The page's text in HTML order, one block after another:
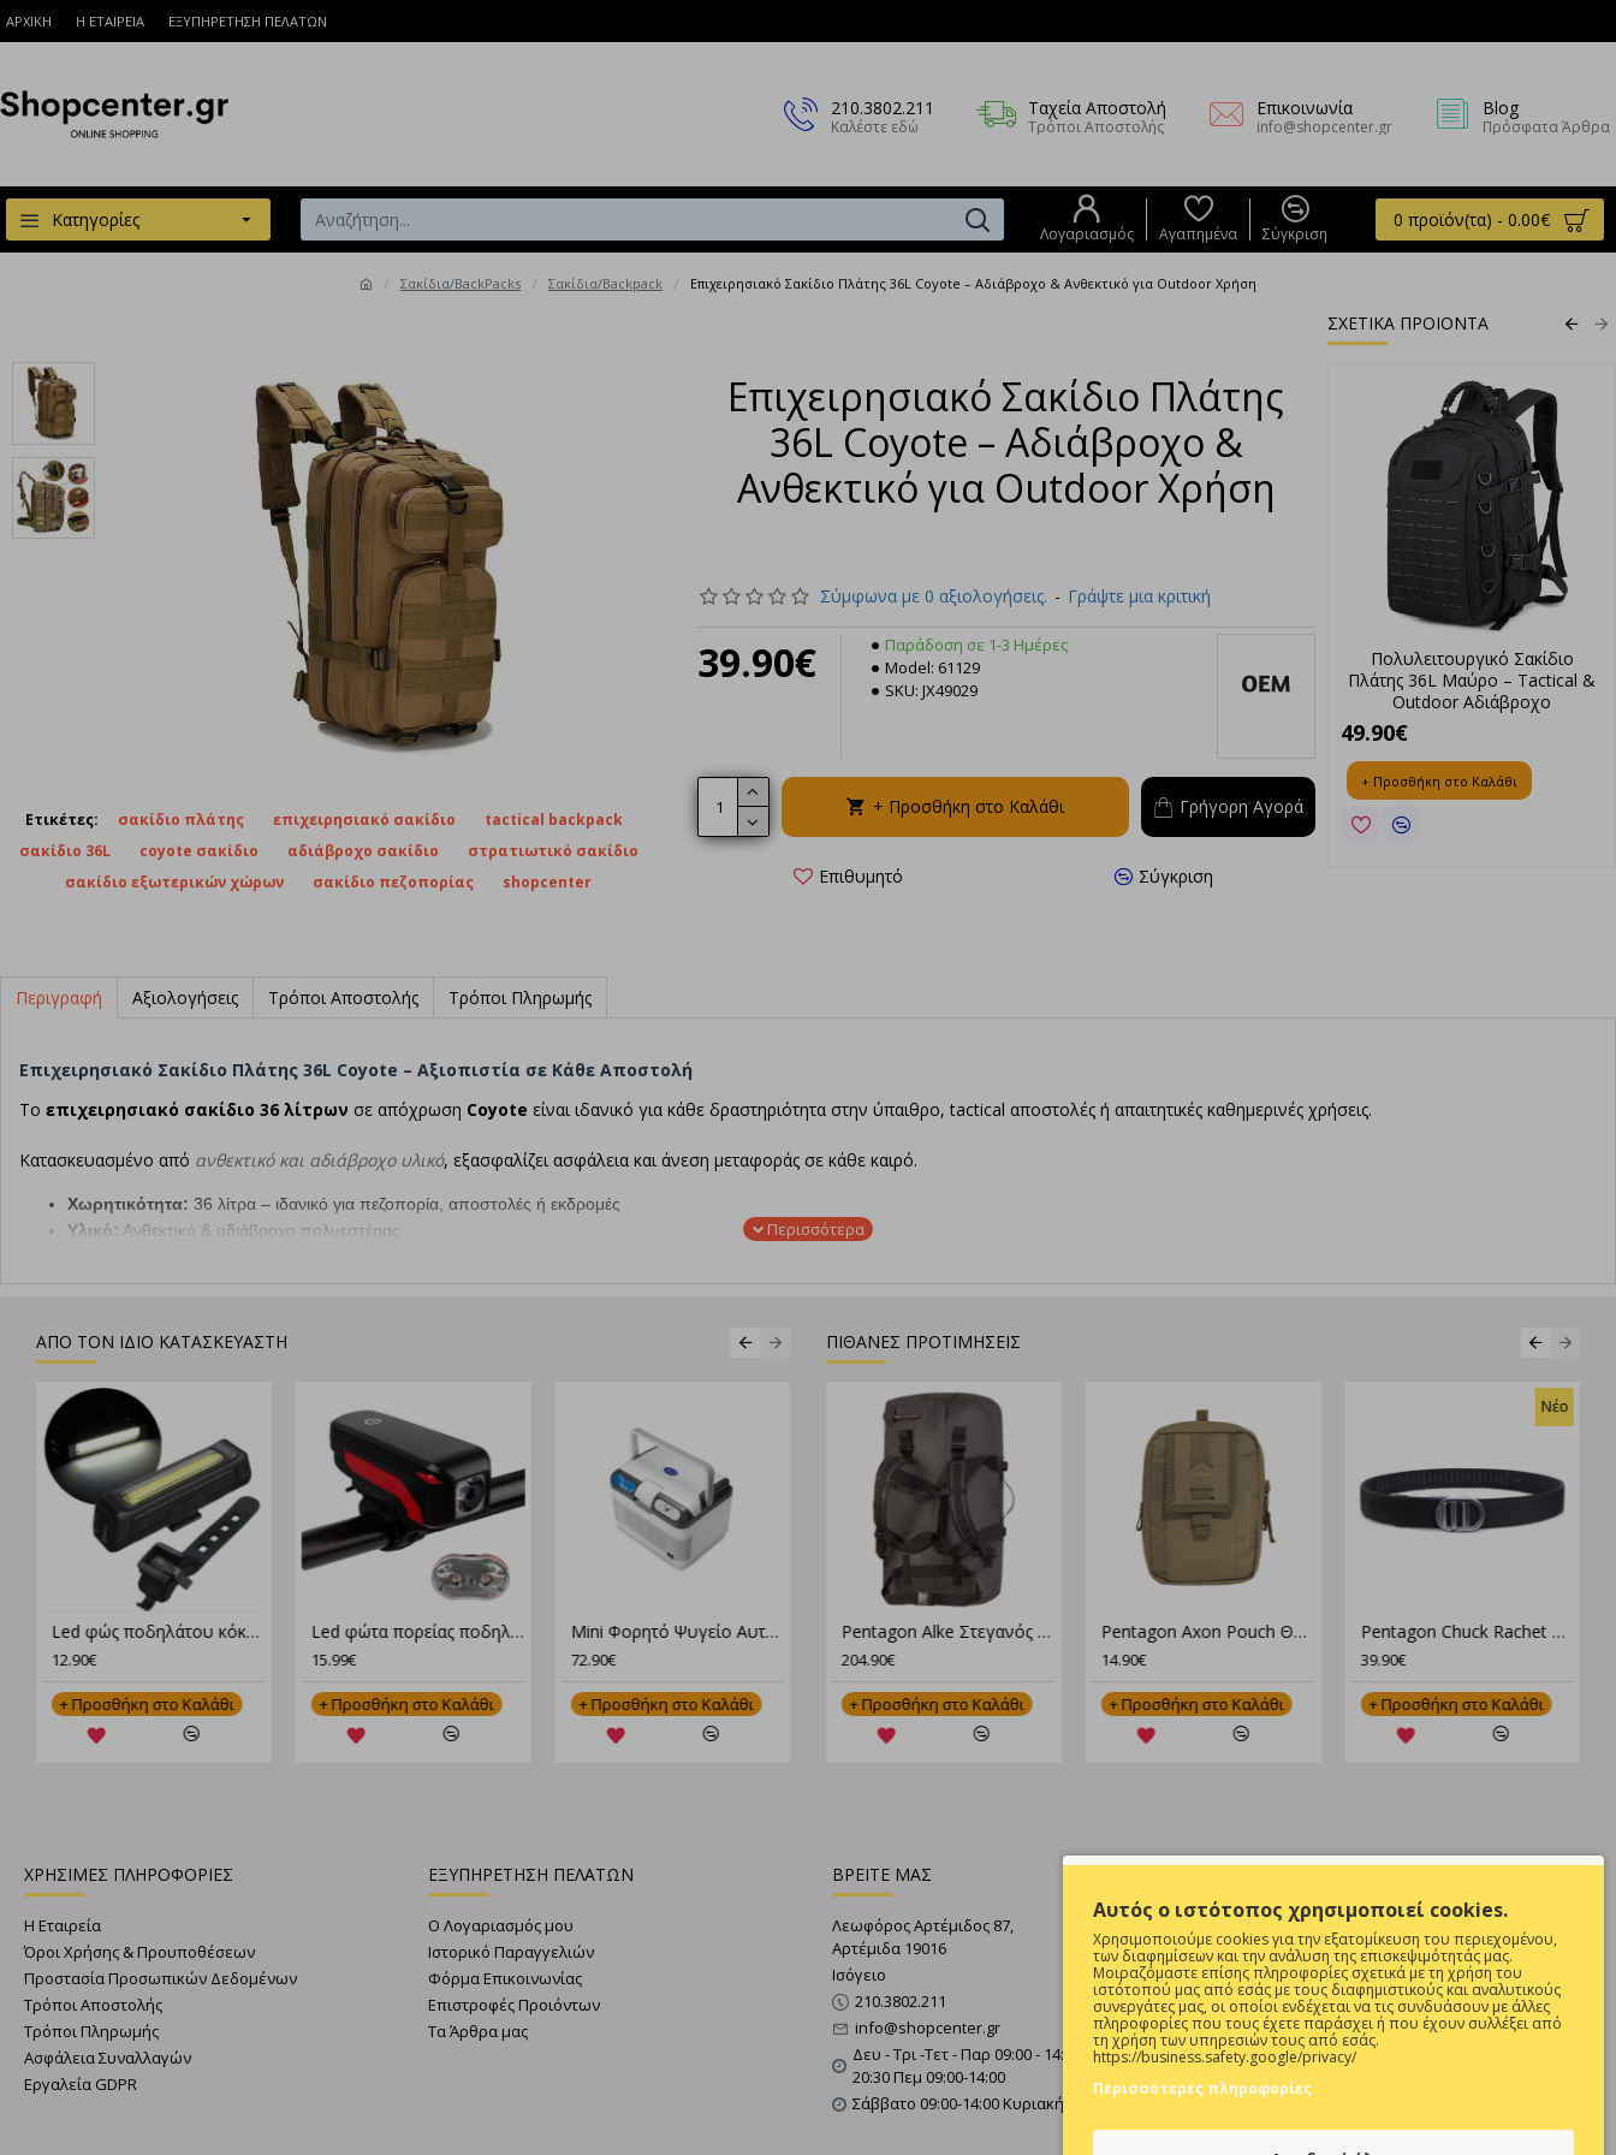
ΑΡΧΙΚΗ Η ΕΤΑΙΡΕΙΑ ΕΞΥΠΗΡΕΤΗΣΗ ΠΕΛΑΤΩΝ
210.3802.211
Καλέστε εδώ
Ταχεία Αποστολή
Τρόποι Αποστολής
Επικοινωνία
info@shopcenter.gr
Blog
Πρόσφατα Άρθρα
Κατηγορίες
Λογαριασμός Αγαπημένα Σύγκριση
0 προϊόν(τα) - 0.00€
Σακίδια/BackPacks Σακίδια/Backpack Επιχειρησιακό Σακίδιο Πλάτης 36L Coyote – Αδιάβροχο & Ανθεκτικό για Outdoor Χρήση
Ετικέτες: σακίδιο πλάτης επιχειρησιακό σακίδιο
tactical backpack
σακίδιο 36L
coyote σακίδιο αδιάβροχο σακίδιο
στρατιωτικό σακίδιο
σακίδιο εξωτερικών χώρων
σακίδιο πεζοπορίας shopcenter
Επιχειρησιακό Σακίδιο Πλάτης
36L Coyote – Αδιάβροχο &
Ανθεκτικό για Outdoor Χρήση
Σύμφωνα με 0 αξιολογήσεις. - Γράψτε μια κριτική
39.90€
Παράδοση σε 1-3 Ημέρες
Model: 61129
SKU: JX49029
+ Προσθήκη στο Καλάθι Γρήγορη Αγορά
Επιθυμητό Σύγκριση
ΣΧΕΤΙΚΑ ΠΡΟΙΟΝΤΑ
Στρατιωτικό Σακίδιο Πλάτης 36L
– Ανθεκτικότητα & Άνεση σε
+ Προσθήκη στο Καλάθι
Πολυλειτουργικό Σακίδιο
Πλάτης 36L Μαύρο – Tactical &
Outdoor Αδιάβροχο
49.90€
+ Προσθήκη στο Καλάθι
Περιγραφή Αξιολογήσεις Τρόποι Αποστολής Τρόποι Πληρωμής
Επιχειρησιακό Σακίδιο Πλάτης 36L Coyote – Αξιοπιστία σε Κάθε Αποστολή
Το επιχειρησιακό σακίδιο 36 λίτρων σε απόχρωση Coyote είναι ιδανικό για κάθε δραστηριότητα στην ύπαιθρο, tactical αποστολές ή απαιτητικές καθημερινές χρήσεις.
Κατασκευασμένο από ανθεκτικό και αδιάβροχο υλικό, εξασφαλίζει ασφάλεια και άνεση μεταφοράς σε κάθε καιρό.
Χωρητικότητα: 36 λίτρα – ιδανικό για πεζοπορία, αποστολές ή εκδρομές
Υλικό: Ανθεκτικό & αδιάβροχο πολυεστέρας
Ρυθμιζόμενοι ιμάντες:Με ενίσχυση για άνεση & σταθερότητα
ΑΠΟ ΤΟΝ ΙΔΙΟ ΚΑΤΑΣΚΕΥΑΣΤΗ
Led φώς ποδηλάτου κόκκινο και λευκό για το τιμόνι ή την σέλα
12.90€
+ Προσθήκη στο Καλάθι
Led φώτα πορείας ποδηλάτου και κόρνα 140 db
15.99€
+ Προσθήκη στο Καλάθι
Mini Φορητό Ψυγείο Αυτοκινήτου 10L 12v/240v Ψύξη & Θέρμανση 10-65ºC
72.90€
+ Προσθήκη στο Καλάθι
ΠΙΘΑΝΕΣ ΠΡΟΤΙΜΗΣΕΙΣ
Aυτοφούσκωτο Στρώμα New Camp Easy Mat 5 Double 190X130X5 New-135
89.90€
+ Προσθήκη στο Καλάθι
11.90€
+ Προσθήκη στο Καλάθι
Pentagon Alke Στεγανός Σάκος Με Πλάτη 76 Λίτρων Μαύρος
204.90€
+ Προσθήκη στο Καλάθι
Pentagon Axon Pouch Θήκη K17073
14.90€
+ Προσθήκη στο Καλάθι
Νέο
Pentagon Chuck Rachet Belt "STL" K17105 – Τακτική Ζώνη με Ρυθμιζόμενο Μηχανισμό & Αντοχή
39.90€
+ Προσθήκη στο Καλάθι
ΧΡΗΣΙΜΕΣ ΠΛΗΡΟΦΟΡΙΕΣ
Η Εταιρεία
Όροι Χρήσης & Προυποθέσεων
Προστασία Προσωπικών Δεδομένων
Τρόποι Αποστολής
Τρόποι Πληρωμής
Ασφάλεια Συναλλαγών
Εργαλεία GDPR
ΕΞΥΠΗΡΕΤΗΣΗ ΠΕΛΑΤΩΝ
Ο Λογαριασμός μου
Ιστορικό Παραγγελιών
Φόρμα Επικοινωνίας
Επιστροφές Προιόντων
Τα Άρθρα μας
ΒΡΕΙΤΕ ΜΑΣ
Λεωφόρος Αρτέμιδος 87,
Αρτέμιδα 19016
Ισόγειο
210.3802.211
info@shopcenter.gr
Δευ - Τρι -Τετ - Παρ 09:00 - 14:00 ΚΑΙ 17:00-
20:30 Πεμ 09:00-14:00
Σάββατο 09:00-14:00 Κυριακή Κλειστά
Θες να είσαι ενήμερος για όλες τις
προσφορές ;
Εγγραφή
Συμπληρώστε την επαλήθευση captcha
παρακάτω
Αυτός ο ιστότοπος χρησιμοποιεί cookies.
Χρησιμοποιούμε cookies για την εξατομίκευση του περιεχομένου,
των διαφημίσεων και την ανάλυση της επισκεψιμότητάς μας.
Μοιραζόμαστε επίσης πληροφορίες σχετικά με τη χρήση του
ιστότοπού μας από εσάς με τους διαφημιστικούς και αναλυτικούς
συνεργάτες μας, οι οποίοι ενδέχεται να τις συνδυάσουν με άλλες
πληροφορίες που τους έχετε παράσχει ή που έχουν συλλέξει από
τη χρήση των υπηρεσιών τους από εσάς.
https://business.safety.google/privacy/
Περισσότερες πληροφορίες